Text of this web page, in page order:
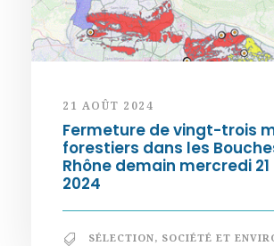
21 AOÛT 2024
Fermeture de vingt-trois
forestiers dans les
Rhône demain mercredi
2024
SÉLECTION, SOCIÉTÉ ET